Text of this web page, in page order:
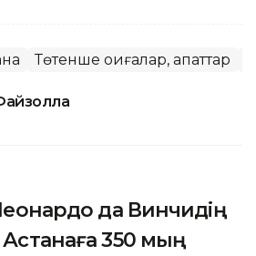
Төтенше оқиғалар, апаттар
да Винчидің
350 мың